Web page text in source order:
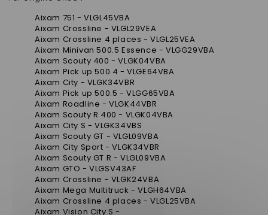
Aixam 751 - VLGL45VBA
Aixam Crossline - VLGL29VEA
Aixam Crossline 4 places - VLGL25VEA
Aixam Minivan 500.5 Essence - VLGG29VBA
Aixam Scouty 400 - VLGK04VBA
Aixam Pick up 500.4 - VLGE64VBA
Aixam City - VLGK34VBR
Aixam Pick up 500.5 - VLGG65VBA
Aixam Roadline - VLGK44VBR
Aixam Scouty R 400 - VLGK04VBA
Aixam City S - VLGK34VBS
Aixam Scouty GT - VLGL09VBA
Aixam City Sport - VLGK34VBR
Aixam Scouty GT R - VLGL09VBA
Aixam GTO - VLGSV43AF
Aixam Crossline - VLGK24VBA
Aixam Mega Multitruck - VLGH64VBA
Aixam Crossline 4 places - VLGL25VBA
Aixam Vision City S -